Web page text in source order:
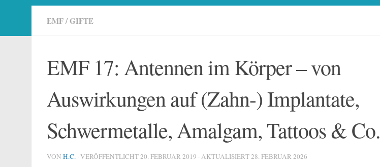
EMF/GIFTE
EMF 17: Antennen im Körper – von
Auswirkungen auf (Zahn-) Implantate,
Schwermetalle, Amalgam, Tattoos & Co.
VON H.C. · VERÖFFENTLICHT 20. FEBRUAR 2019 · AKTUALISIERT 28. FEBRUAR 2026